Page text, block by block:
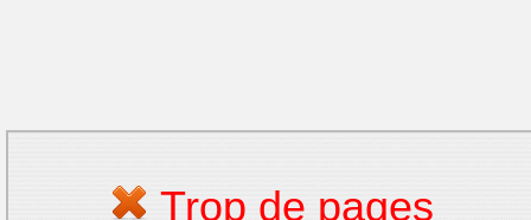
Trop de pages